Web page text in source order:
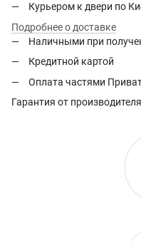
Курьером к двери по
Подробнее о доставке
Наличными при
Кредитной картой
Оплата частями
Гарантия от